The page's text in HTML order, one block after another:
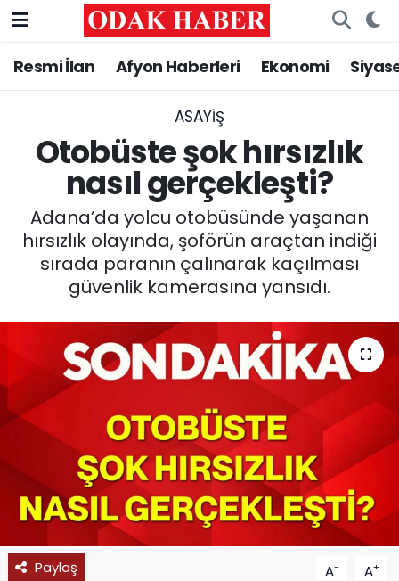
Resmi İlan Afyon Haberleri Ekonomi
ASAYİŞ
Otobüste şok hırsızlık
nasıl gerçekleşti?
Adana’da yolcu otobüsünde yaşanan
hırsızlık olayında, şoförün araçtan indiği
sırada paranın çalınarak kaçılması
güvenlik kamerasına yansıdı.
Paylaş A- A+
AFYONKARAHİSAR HABERLERİ
ASAYİŞ
SİYASET
EĞİTİM
MAGAZİN
SAĞLIK
SPOR
11:11 MANŞET
Nöbetçi Eczaneler
Trafik Durumu
Süper Lig Puan Durumu ve Fikstür
Tüm Manşetler
Son Dakika Haberleri
Haber Arşivi